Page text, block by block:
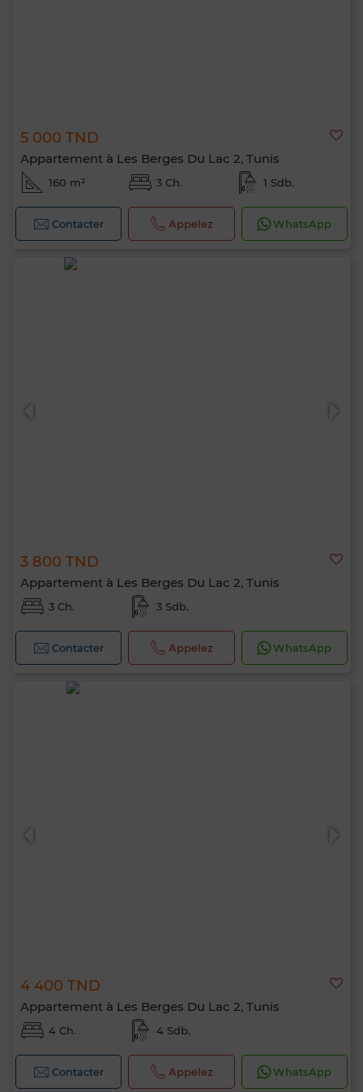
5 000 TND
Appartement à Les Berges Du Lac 2, Tunis
160 m² 3 Ch. 1 Sdb.
Contacter Appelez WhatsApp
3 800 TND
Appartement à Les Berges Du Lac 2, Tunis
3 Ch. 3 Sdb.
Contacter Appelez WhatsApp
4 400 TND
Appartement à Les Berges Du Lac 2, Tunis
4 Ch. 4 Sdb.
Contacter Appelez WhatsApp